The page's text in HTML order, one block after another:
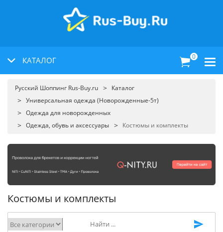
КАТАЛОГ 0
Русский Шоппинг Rus-Buy.ru
Каталог
Универсальная одежда (Новорожденные-5т)
Одежда для новорожденных
Одежда, обувь и аксессуары
Костюмы и комплекты
Костюмы и комплекты